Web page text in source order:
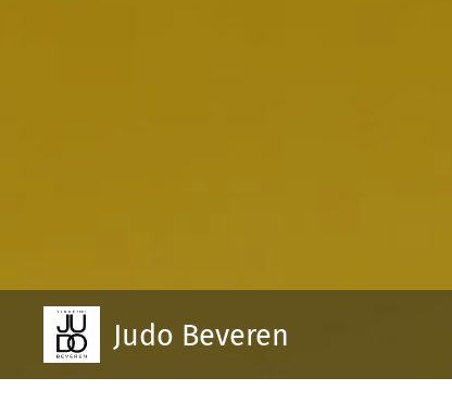
Judo Beveren